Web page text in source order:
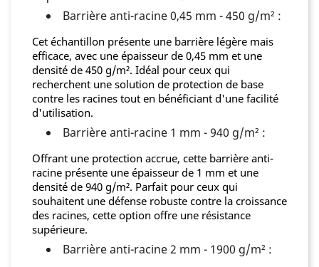
Barrière anti-racine 0,45 mm - 450 g/m² :
Cet échantillon présente une barrière légère mais
efficace, avec une épaisseur de 0,45 mm et une
densité de 450 g/m². Idéal pour ceux qui
recherchent une solution de protection de base
contre les racines tout en bénéficiant d'une facilité
d'utilisation.
Barrière anti-racine 1 mm - 940 g/m² :
Offrant une protection accrue, cette barrière anti-
racine présente une épaisseur de 1 mm et une
densité de 940 g/m². Parfait pour ceux qui
souhaitent une défense robuste contre la croissance
des racines, cette option offre une résistance
supérieure.
Barrière anti-racine 2 mm - 1900 g/m² :